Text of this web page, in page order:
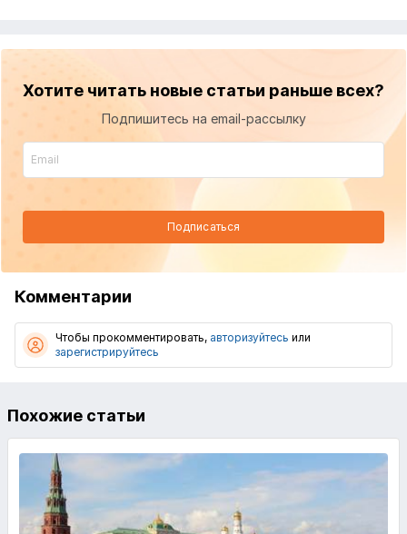
Хотите читать новые статьи раньше всех?
Подпишитесь на email-рассылку
Подписаться
Комментарии
Чтобы прокомментировать, авторизуйтесь или
зарегистрируйтесь
Похожие статьи